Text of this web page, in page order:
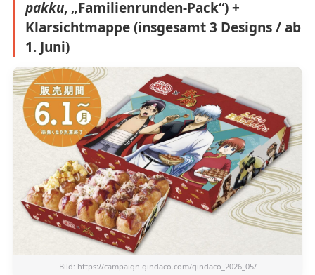
pakku, „Familienrunden-Pack“) +
Klarsichtmappe (insgesamt 3 Designs / ab
1. Juni)
Bild: https://campaign.gindaco.com/gindaco_2026_05/